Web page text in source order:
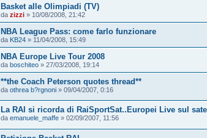
Basket alle Olimpiadi (TV)
da zizzi » 10/08/2008, 21:42
NBA League Pass: come farlo funzionare
da KB24 » 11/04/2008, 15:49
NBA Europe Live Tour 2008
da boschiteo » 27/03/2008, 19:14
**the Coach Peterson quotes thread**
da othrea b?rgnoni » 09/04/2007, 0:16
La RAI si ricorda di RaiSportSat..Europei Live sul
da emanuele_maffe » 02/09/2007, 11:56